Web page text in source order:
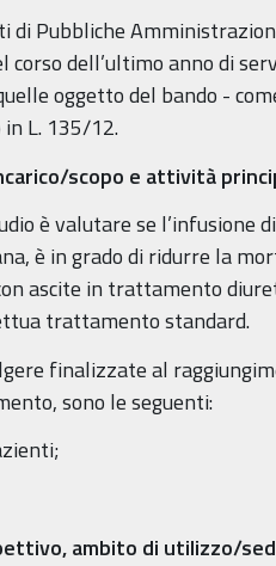
di Pubbliche
corso dell’ultimo anno di
oggetto del bando -
L. 135/12.
scopo e attività
è valutare se l’infusione
è in grado di ridurre la
ascite in trattamento
trattamento standard.
finalizzate al
sono le seguenti:
ambito di utilizzo/